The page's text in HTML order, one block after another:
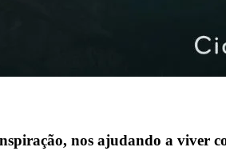
nos ajudando a viver